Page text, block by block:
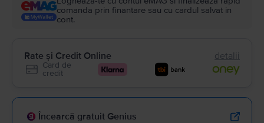
comanda prin finantare sau cu cardul salvat in
cont.
Rate și Credit Online detalii
Card de
credit
Încearcă gratuit Genius